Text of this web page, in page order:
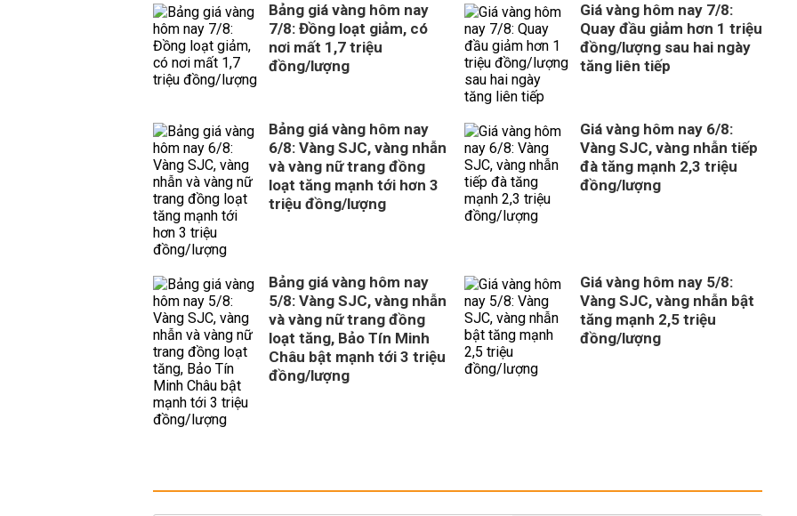
Bảng giá vàng hôm nay
7/8: Đồng loạt giảm, có
nơi mất 1,7 triệu
đồng/lượng
Giá vàng hôm nay 7/8:
Quay đầu giảm hơn 1 triệu
đồng/lượng sau hai ngày
tăng liên tiếp
Bảng giá vàng hôm nay
6/8: Vàng SJC, vàng nhẫn
và vàng nữ trang đồng
loạt tăng mạnh tới hơn 3
triệu đồng/lượng
Giá vàng hôm nay 6/8:
Vàng SJC, vàng nhẫn tiếp
đà tăng mạnh 2,3 triệu
đồng/lượng
Bảng giá vàng hôm nay
5/8: Vàng SJC, vàng nhẫn
và vàng nữ trang đồng
loạt tăng, Bảo Tín Minh
Châu bật mạnh tới 3 triệu
đồng/lượng
Giá vàng hôm nay 5/8:
Vàng SJC, vàng nhẫn bật
tăng mạnh 2,5 triệu
đồng/lượng